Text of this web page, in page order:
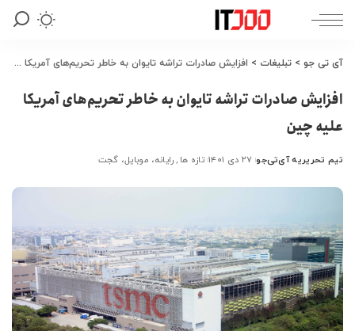
آی تی جو > تبلیغات > افزایش صادرات تراشه تایوان به خاطر تحریم‌های آمریکا علیه چین
افزایش صادرات تراشه تایوان به خاطر تحریم‌های آمریکا
علیه چین
ارسال
توسط
تیم تحریریه آی‌تی‌جو ۲۷ دی ۱۴۰۱ تازه ها رایانه، موبایل، گجت